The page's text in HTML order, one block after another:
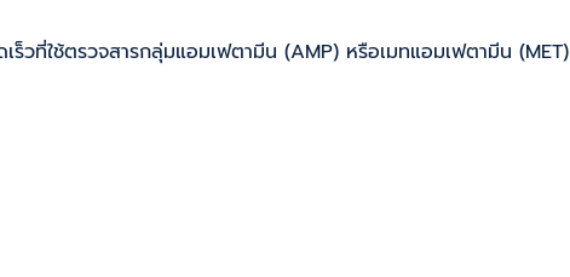
ร็วที่ใช้ตรวจสารกลุ่มแอมเฟตามีน (AMP) หรือเมทแอมเฟตามีน (MET)